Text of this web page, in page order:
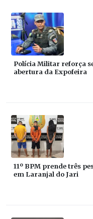
Polícia Militar reforça
abertura da Expofeira
11º BPM prende três
em Laranjal do Jari